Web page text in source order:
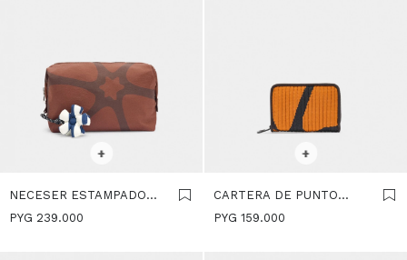
+
NECESER ESTAMPADO
DE NYLON - MULTICOLOR
PYG 239.000
+
CARTERA DE PUNTO
ESTAMPADO -
PYG 159.000